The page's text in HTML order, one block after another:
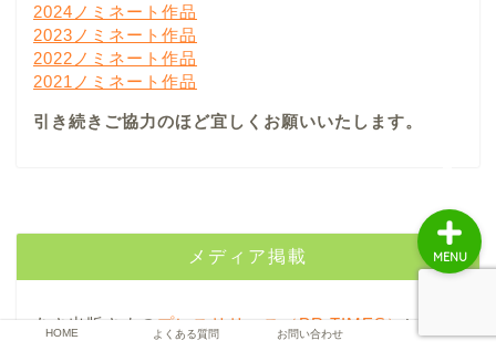
2024ノミネート作品
2023ノミネート作品
2022ノミネート作品
2021ノミネート作品
引き続きご協力のほど宜しくお願いいたします。
メディア掲載
あさ出版さまの プレスリリース（PR TIMES）
にて
HOME よくある質問 お問い合わせ
MENU
著者